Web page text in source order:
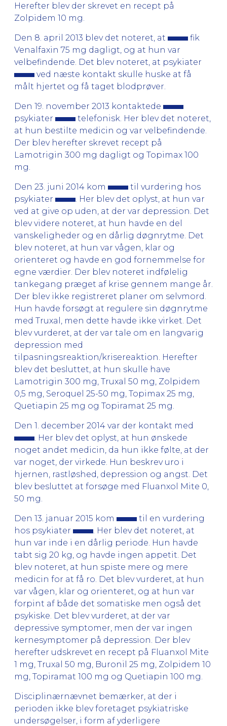
Herefter blev der skrevet en recept på
Zolpidem 10 mg.
Den 8. april 2013 blev det noteret, at
fik
Venalfaxin 75 mg dagligt, og at hun var
velbefindende. Det blev noteret, at psykiater
ved næste kontakt skulle huske at få
målt hjertet og få taget blodprøver.
Den 19. november 2013 kontaktede
psykiater
telefonisk. Her blev det noteret,
at hun bestilte medicin og var velbefindende.
Der blev herefter skrevet recept på
Lamotrigin 300 mg dagligt og Topimax 100
mg.
Den 23. juni 2014 kom
til vurdering hos
psykiater
. Her blev det oplyst, at hun var
ved at give op uden, at der var depression. Det
blev videre noteret, at hun havde en del
vanskeligheder og en dårlig døgnrytme. Det
blev noteret, at hun var vågen, klar og
orienteret og havde en god fornemmelse for
egne værdier. Der blev noteret indfølelig
tankegang præget af krise gennem mange år.
Der blev ikke registreret planer om selvmord.
Hun havde forsøgt at regulere sin døgnrytme
med Truxal, men dette havde ikke virket. Det
blev vurderet, at der var tale om en langvarig
depression med
tilpasningsreaktion/krisereaktion. Herefter
blev det besluttet, at hun skulle have
Lamotrigin 300 mg, Truxal 50 mg, Zolpidem
0,5 mg, Seroquel 25-50 mg, Topimax 25 mg,
Quetiapin 25 mg og Topiramat 25 mg.
Den 1. december 2014 var der kontakt med
. Her blev det oplyst, at hun ønskede
noget andet medicin, da hun ikke følte, at der
var noget, der virkede. Hun beskrev uro i
hjernen, rastløshed, depression og angst. Det
blev besluttet at forsøge med Fluanxol Mite 0,
50 mg.
Den 13. januar 2015 kom
til en vurdering
hos psykiater
. Her blev det noteret, at
hun var inde i en dårlig periode. Hun havde
tabt sig 20 kg, og havde ingen appetit. Det
blev noteret, at hun spiste mere og mere
medicin for at få ro. Det blev vurderet, at hun
var vågen, klar og orienteret, og at hun var
forpint af både det somatiske men også det
psykiske. Det blev vurderet, at der var
depressive symptomer, men der var ingen
kernesymptomer på depression. Der blev
herefter udskrevet en recept på Fluanxol Mite
1 mg, Truxal 50 mg, Buronil 25 mg, Zolpidem 10
mg, Topiramat 100 mg og Quetiapin 100 mg.
Disciplinærnævnet bemærker, at der i
perioden ikke blev foretaget psykiatriske
undersøgelser, i form af yderligere